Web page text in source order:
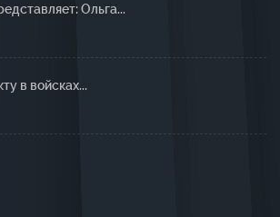
Ольга...
в войсках...